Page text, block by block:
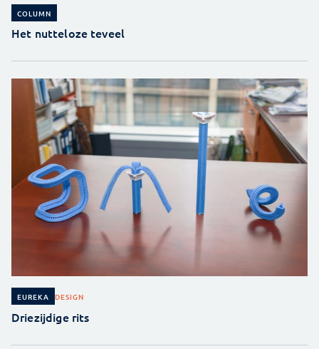
COLUMN
Het nutteloze teveel
EUREKA DESIGN
Driezijdige rits